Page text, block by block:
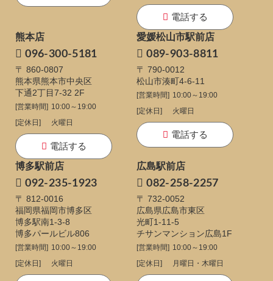
電話する
熊本店
096-300-5181
〒 860-0807
熊本県熊本市中央区
下通2丁目7-32 2F
[営業時間] 10:00～19:00
[定休日]
火曜日
電話する
愛媛松山市駅前店
089-903-8811
〒 790-0012
松山市湊町4-6-11
[営業時間] 10:00～19:00
[定休日]
火曜日
電話する
博多駅前店
092-235-1923
〒 812-0016
福岡県福岡市博多区
博多駅南1-3-8
博多パールビル806
[営業時間] 10:00～19:00
[定休日]
火曜日
広島駅前店
082-258-2257
〒 732-0052
広島県広島市東区
光町1-11-5
チサンマンション広島1F
[営業時間] 10:00～19:00
[定休日]
月曜日・木曜日